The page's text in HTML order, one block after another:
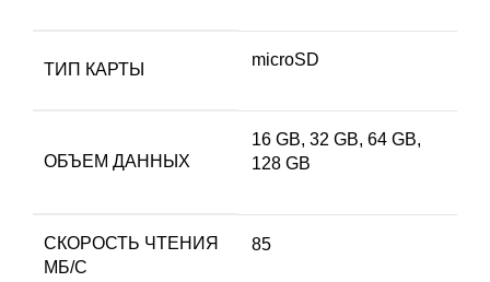
ТИП КАРТЫ
microSD
ОБЪЕМ ДАННЫХ
16 GB, 32 GB, 64 GB,
128 GB
СКОРОСТЬ ЧТЕНИЯ
МБ/С
85